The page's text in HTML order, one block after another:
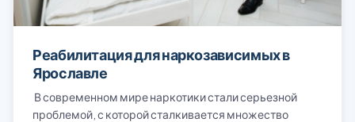
Реабилитация для наркозависимых в
Ярославле
В современном мире наркотики стали серьезной
проблемой, с которой сталкивается множество